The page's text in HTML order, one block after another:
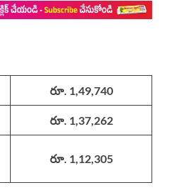
రూ. 1,49,740
రూ. 1,37,262
రూ. 1,12,305